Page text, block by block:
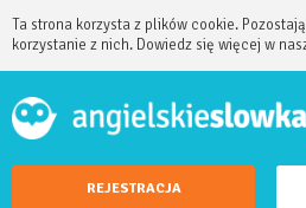
Ta strona korzysta z plików cookie.
korzystanie z nich. Dowiedz się więcej w
REJESTRACJA